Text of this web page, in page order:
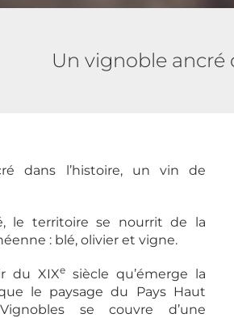
Un vignoble ancré
dans l’histoire, un vin de
le territoire se nourrit de la
: blé, olivier et vigne.
du XIXe siècle qu’émerge la
le paysage du Pays Haut
se couvre d’une